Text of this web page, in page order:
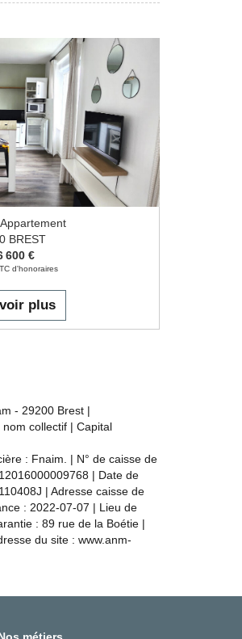
BREST
600 €
d'honoraires
plus
- 29200 Brest |
collectif | Capital
: Fnaim. | N° de caisse de
| Date de
| Adresse caisse de
: 2022-07-07 | Lieu de
: 89 rue de la Boétie |
du site : www.anm-